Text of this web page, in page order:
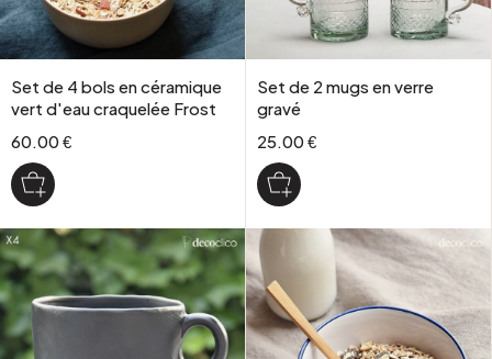
Set de 4 bols en céramique
vert d'eau craquelée Frost
60.00 €
Set de 2 mugs en verre
gravé
25.00 €